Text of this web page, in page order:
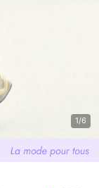
1/6